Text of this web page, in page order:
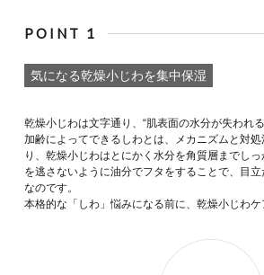
POINT 1
気になる乾燥小じわを集中保湿
乾燥小じわは文字通り、“肌表面の水分が失われる
加齢によってできるしわとは、メカニズムと対処
り、乾燥小じわはとにかく水分を角質層までしっ
を逃さないように油分でフタをすることで、目
なのです。
本格的な「しわ」悩みになる前に、乾燥小じわケ